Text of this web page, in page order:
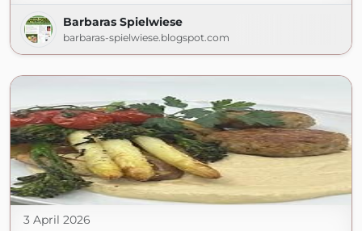
Barbaras Spielwiese
barbaras-spielwiese.blogspot.com
3 April 2026